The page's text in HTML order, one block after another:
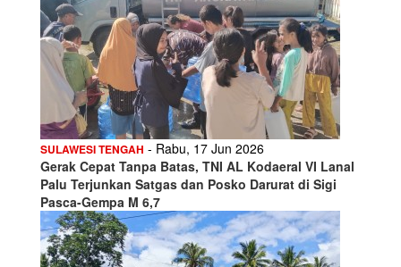
SULAWESI TENGAH - Rabu, 17 Jun 2026
Gerak Cepat Tanpa Batas, TNI AL Kodaeral VI Lanal
Palu Terjunkan Satgas dan Posko Darurat di Sigi
Pasca-Gempa M 6,7